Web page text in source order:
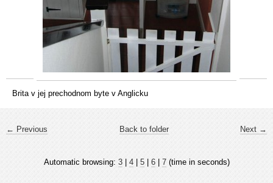
Brita v jej prechodnom byte v Anglicku
← Previous Next →
Back to folder
Automatic browsing: 3| 4| 5| 6| 7(time in seconds)